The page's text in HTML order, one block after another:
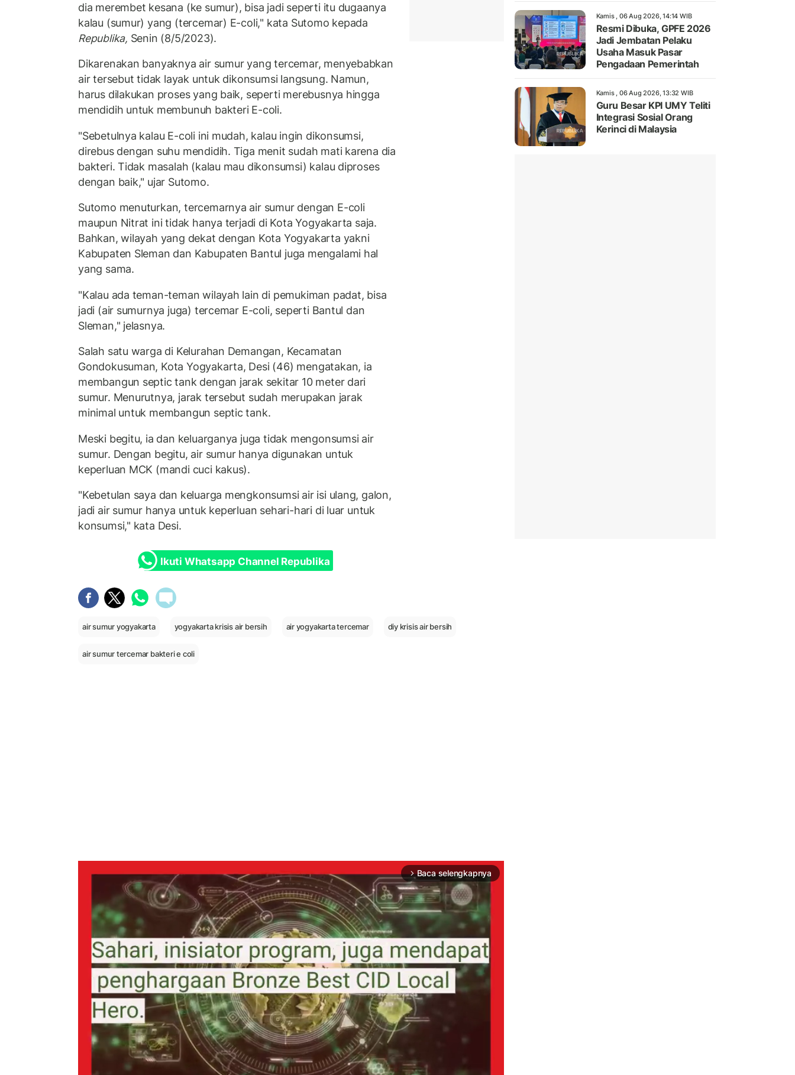
dia merembet kesana (ke sumur), bisa jadi seperti itu dugaanya
kalau (sumur) yang (tercemar) E-coli," kata Sutomo kepada
Republika, Senin (8/5/2023).
Dikarenakan banyaknya air sumur yang tercemar, menyebabkan
air tersebut tidak layak untuk dikonsumsi langsung. Namun,
harus dilakukan proses yang baik, seperti merebusnya hingga
mendidih untuk membunuh bakteri E-coli.
"Sebetulnya kalau E-coli ini mudah, kalau ingin dikonsumsi,
direbus dengan suhu mendidih. Tiga menit sudah mati karena dia
bakteri. Tidak masalah (kalau mau dikonsumsi) kalau diproses
dengan baik," ujar Sutomo.
Sutomo menuturkan, tercemarnya air sumur dengan E-coli
maupun Nitrat ini tidak hanya terjadi di Kota Yogyakarta saja.
Bahkan, wilayah yang dekat dengan Kota Yogyakarta yakni
Kabupaten Sleman dan Kabupaten Bantul juga mengalami hal
yang sama.
"Kalau ada teman-teman wilayah lain di pemukiman padat, bisa
jadi (air sumurnya juga) tercemar E-coli, seperti Bantul dan
Sleman," jelasnya.
Salah satu warga di Kelurahan Demangan, Kecamatan
Gondokusuman, Kota Yogyakarta, Desi (46) mengatakan, ia
membangun septic tank dengan jarak sekitar 10 meter dari
sumur. Menurutnya, jarak tersebut sudah merupakan jarak
minimal untuk membangun septic tank.
Meski begitu, ia dan keluarganya juga tidak mengonsumsi air
sumur. Dengan begitu, air sumur hanya digunakan untuk
keperluan MCK (mandi cuci kakus).
"Kebetulan saya dan keluarga mengkonsumsi air isi ulang, galon,
jadi air sumur hanya untuk keperluan sehari-hari di luar untuk
konsumsi," kata Desi.
Ikuti Whatsapp Channel Republika
air sumur yogyakarta yogyakarta krisis air bersih air yogyakarta tercemar diy krisis air bersih
air sumur tercemar bakteri e coli
arrow_forward_ios Baca selengkapnya
Kamis , 06 Aug 2026, 14:14 WIB
Resmi Dibuka, GPFE 2026
Jadi Jembatan Pelaku
Usaha Masuk Pasar
Pengadaan Pemerintah
Kamis , 06 Aug 2026, 13:32 WIB
Guru Besar KPI UMY Teliti
Integrasi Sosial Orang
Kerinci di Malaysia